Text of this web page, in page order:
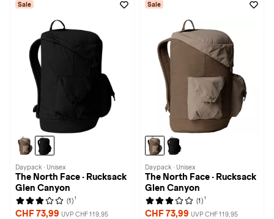
Sale
Daypack · Unisex
The North Face · Rucksack
Glen Canyon
(1) 1
CHF 73,99 UVP CHF 119,95
Sale
Daypack · Unisex
The North Face · Rucksack
Glen Canyon
(1) 1
CHF 73,99 UVP CHF 119,95